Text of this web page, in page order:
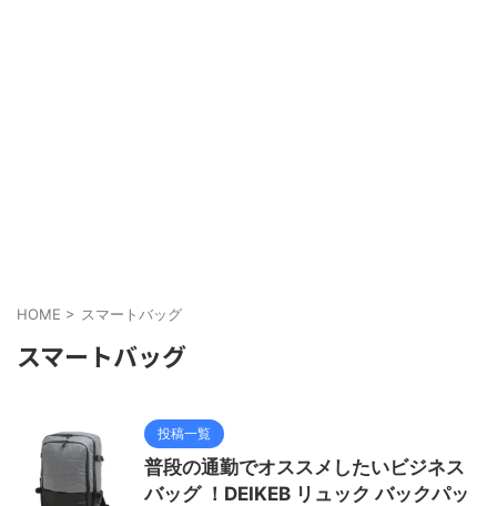
HOME > スマートバッグ
スマートバッグ
投稿一覧
普段の通勤でオススメしたいビジネス
バッグ ！DEIKEB リュック バックパッ